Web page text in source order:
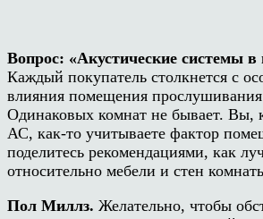
Вопрос: «Акустические системы
Каждый покупатель столкнется с
влияния помещения
Одинаковых комнат не бывает. Вы,
АС, как-то учитываете фактор
поделитесь рекомендациями, как
относительно мебели и стен
Пол Миллз. Желательно, чтобы